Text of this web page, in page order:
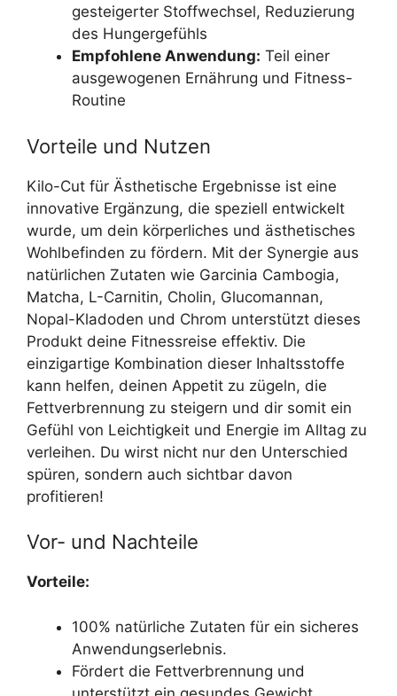
gesteigerter Stoffwechsel, Reduzierung
des Hungergefühls
Empfohlene Anwendung: Teil einer
ausgewogenen Ernährung und Fitness-
Routine
Vorteile und Nutzen
Kilo-Cut für Ästhetische Ergebnisse ist eine
innovative Ergänzung, die speziell entwickelt
wurde, um dein körperliches und ästhetisches
Wohlbefinden zu fördern. Mit der Synergie aus
natürlichen Zutaten wie Garcinia Cambogia,
Matcha, L-Carnitin, Cholin, Glucomannan,
Nopal-Kladoden und Chrom unterstützt dieses
Produkt deine Fitnessreise effektiv. Die
einzigartige Kombination dieser Inhaltsstoffe
kann helfen, deinen Appetit zu zügeln, die
Fettverbrennung zu steigern und dir somit ein
Gefühl von Leichtigkeit und Energie im Alltag zu
verleihen. Du wirst nicht nur den Unterschied
spüren, sondern auch sichtbar davon
profitieren!
Vor- und Nachteile
Vorteile:
100% natürliche Zutaten für ein sicheres
Anwendungserlebnis.
Fördert die Fettverbrennung und